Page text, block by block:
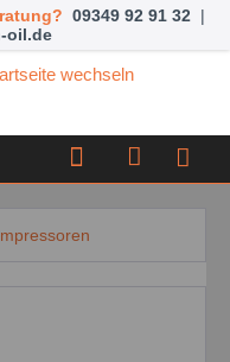
09349 92 91 32 |
oil.de